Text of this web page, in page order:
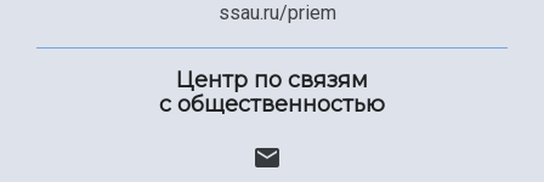
ssau.ru/priem
Центр по связям
с общественностью